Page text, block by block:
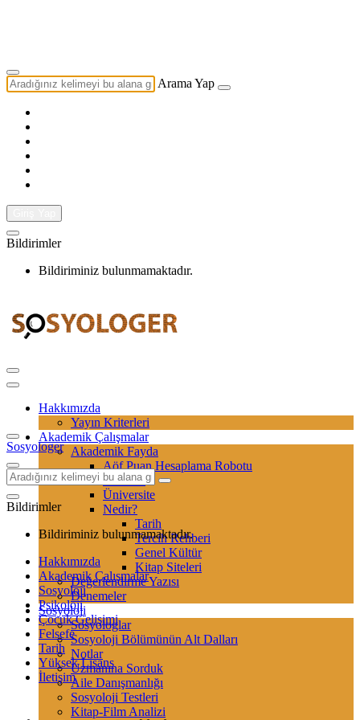
Arama Yap
Bildirimler
Bildiriminiz bulunmamaktadır.
Hakkımızda
Yayın Kriterleri
Akademik Çalışmalar
Akademik Fayda
Aöf Puan Hesaplama Robotu
Sertifika
Üniversite
Nedir?
Tarih
Tercih Rehberi
Genel Kültür
Kitap Siteleri
Değerlendirme Yazısı
Denemeler
Sosyoloji
Sosyologlar
Sosyoloji Bölümünün Alt Dalları
Notlar
Uzmanına Sorduk
Aile Danışmanlığı
Sosyoloji Testleri
Kitap-Film Analizi
Sosyologer
Bildirimler
Bildiriminiz bulunmamaktadır.
Hakkımızda
Akademik Çalışmalar
Sosyoloji
Psikoloji
Çocuk Gelişimi
Felsefe
Tarih
Yüksek Lisans
İletişim